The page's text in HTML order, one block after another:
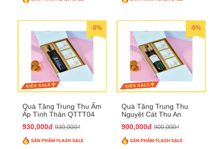
-0%
Quà Tặng Trung Thu Ấm
Áp Tình Thân QTTT04
930,000đ 930,000₫
-0%
Quà Tặng Trung Thu
Nguyệt Cát Thu An
900,000đ 900,000₫